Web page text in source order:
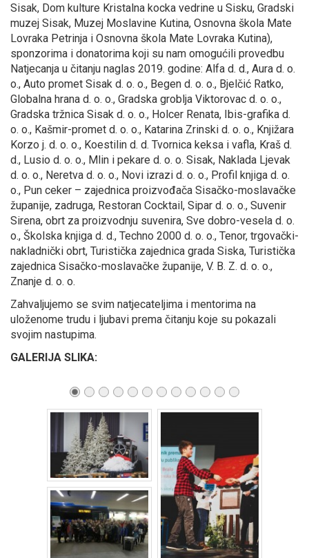
Sisak, Dom kulture Kristalna kocka vedrine u Sisku, Gradski
muzej Sisak, Muzej Moslavine Kutina, Osnovna škola Mate
Lovraka Petrinja i Osnovna škola Mate Lovraka Kutina),
sponzorima i donatorima koji su nam omogućili provedbu
Natjecanja u čitanju naglas 2019. godine: Alfa d. d., Aura d. o.
o., Auto promet Sisak d. o. o., Begen d. o. o., Bjelčić Ratko,
Globalna hrana d. o. o., Gradska groblja Viktorovac d. o. o.,
Gradska tržnica Sisak d. o. o., Holcer Renata, Ibis-grafika d.
o. o., Kašmir-promet d. o. o., Katarina Zrinski d. o. o., Knjižara
Korzo j. d. o. o., Koestilin d. d. Tvornica keksa i vafla, Kraš d.
d., Lusio d. o. o., Mlin i pekare d. o. o. Sisak, Naklada Ljevak
d. o. o., Neretva d. o. o., Novi izrazi d. o. o., Profil knjiga d. o.
o., Pun ceker – zajednica proizvođača Sisačko-moslavačke
županije, zadruga, Restoran Cocktail, Sipar d. o. o., Suvenir
Sirena, obrt za proizvodnju suvenira, Sve dobro-vesela d. o.
o., Školska knjiga d. d., Techno 2000 d. o. o., Tenor, trgovački-
nakladnički obrt, Turistička zajednica grada Siska, Turistička
zajednica Sisačko-moslavačke županije, V. B. Z. d. o. o.,
Znanje d. o. o.
Zahvaljujemo se svim natjecateljima i mentorima na
uloženome trudu i ljubavi prema čitanju koje su pokazali
svojim nastupima.
GALERIJA SLIKA: